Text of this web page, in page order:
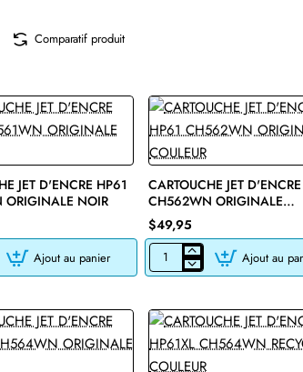
Comparatif produit
JET D'ENCRE HP61
NOIR
Ajout au panier
CARTOUCHE JET
CH562WN ORIGINALE
COULEUR
$49,95
CARTOUCHE
JET
HP61
CH562WN
ORIGINALE
COULEUR
Ajout au